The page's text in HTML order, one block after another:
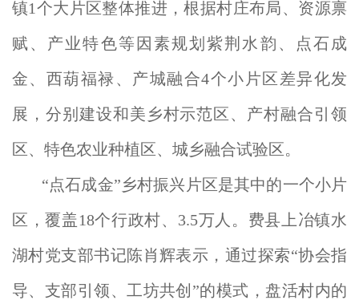
镇1个大片区整体推进，根据村庄布局、资源禀
赋、产业特色等因素规划紫荆水韵、点石成
金、西葫福禄、产城融合4个小片区差异化发
展，分别建设和美乡村示范区、产村融合引领
区、特色农业种植区、城乡融合试验区。
“点石成金”乡村振兴片区是其中的一个小片
区，覆盖18个行政村、3.5万人。费县上冶镇水
湖村党支部书记陈肖辉表示，通过探索“协会指
导、支部引领、工坊共创”的模式，盘活村内的